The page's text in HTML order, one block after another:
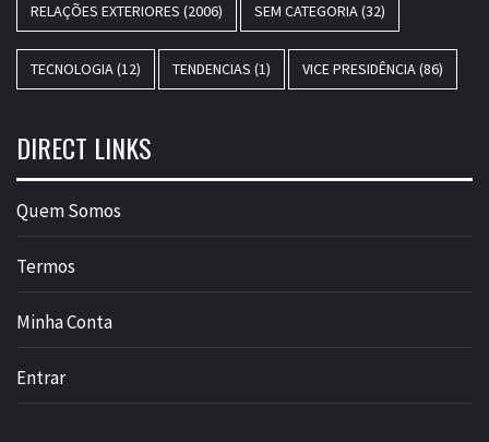
RELAÇÕES EXTERIORES (2006) SEM CATEGORIA(32)
TECNOLOGIA(12) TENDENCIAS (1) VICE PRESIDÊNCIA(86)
DIRECT LINKS
Quem Somos
Termos
Minha Conta
Entrar